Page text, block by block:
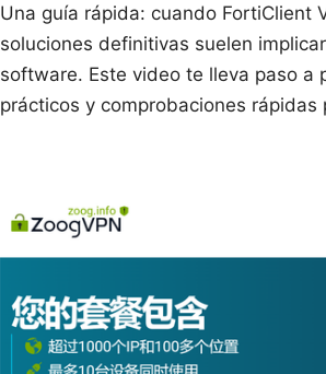
Una guía rápida: cuando FortiClient
soluciones definitivas suelen
software. Este video te lleva paso a
prácticos y comprobaciones